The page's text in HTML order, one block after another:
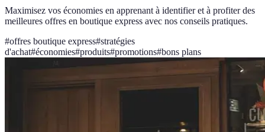
Maximisez vos économies en apprenant à identifier et à profiter des
meilleures offres en boutique express avec nos conseils pratiques.
#offres boutique express#stratégies
d'achat#économies#produits#promotions#bons plans